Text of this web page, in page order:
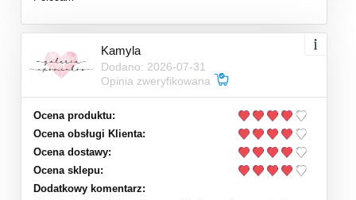
Kamyla
Dodano: 2026-07-31
Opinia zweryfikowana
Ocena produktu:
Ocena obsługi Klienta:
Ocena dostawy:
Ocena sklepu:
Dodatkowy komentarz: